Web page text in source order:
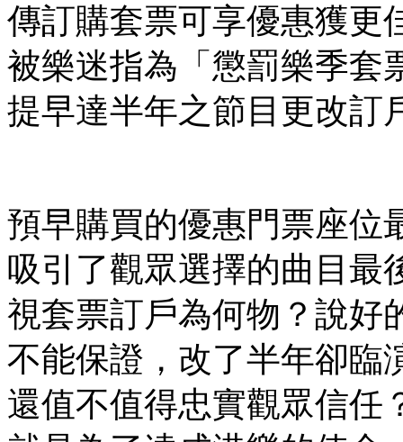
傳訂購套票可享優惠獲更
被樂迷指為「懲罰樂季套
提早達半年之節目更改訂
預早購買的優惠門票座位
吸引了觀眾選擇的曲目最
視套票訂戶為何物？說好
不能保證，改了半年卻
還值不值得忠實觀眾信任